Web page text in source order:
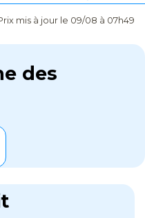
mis à jour le 09/08 à 07h49
des